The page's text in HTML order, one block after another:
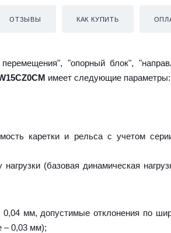
ОТЗЫВЫ КАК КУПИТЬ
"опорный блок",
имеет следующие параметры:
каретки и рельса с учетом
(базовая динамическая
0,04 мм, допустимые отклонения по
– 0,03 мм);